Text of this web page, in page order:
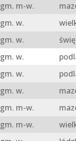
gm. m-w.
gm. w.
gm. w.
gm. w.
gm. w.
gm. w.
gm. m-w.
gm. m-w.